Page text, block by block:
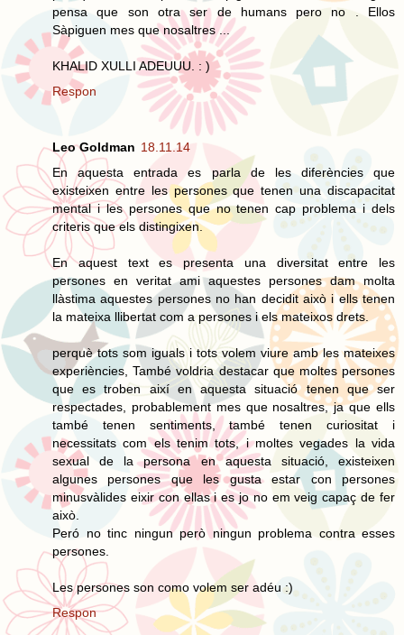
pensa que son otra ser de humans pero no . Ellos
Sàpiguen mes que nosaltres ...
KHALID XULLI ADEUUU. : )
Respon
Leo Goldman 18.11.14
En aquesta entrada es parla de les diferències que
existeixen entre les persones que tenen una discapacitat
mental i les persones que no tenen cap problema i dels
criteris que els distingixen.
En aquest text es presenta una diversitat entre les
persones en veritat ami aquestes persones dam molta
llàstima aquestes persones no han decidit això i ells tenen
la mateixa llibertat com a persones i els mateixos drets.
perquè tots som iguals i tots volem viure amb les mateixes
experiències, També voldria destacar que moltes persones
que es troben així en aquesta situació tenen que ser
respectades, probablement mes que nosaltres, ja que ells
també tenen sentiments, també tenen curiositat i
necessitats com els tenim tots, i moltes vegades la vida
sexual de la persona en aquesta situació, existeixen
algunes persones que les gusta estar con persones
minusvàlides eixir con ellas i es jo no em veig capaç de fer
això.
Peró no tinc ningun però ningun problema contra esses
persones.
Les persones son como volem ser adéu :)
Respon